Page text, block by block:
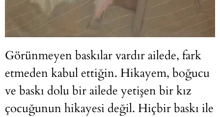
Görünmeyen baskılar vardır ailede, fark
etmeden kabul ettiğin. Hikayem, boğucu
ve baskı dolu bir ailede yetişen bir kız
çocuğunun hikayesi değil. Hiçbir baskı ile